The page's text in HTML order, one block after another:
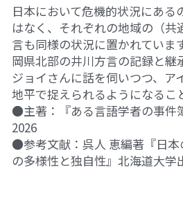
日本において危機的状況にある
はなく、それぞれの地域の（共
言も同様の状況に置かれていま
岡県北部の井川方言の記録と継
ジョイさんに話を伺いつつ、ア
地平で捉えられるようになるこ
●主著：『ある言語学者の事件
2026
●参考文献：呉人 恵編著『日本
の多様性と独自性』北海道大学